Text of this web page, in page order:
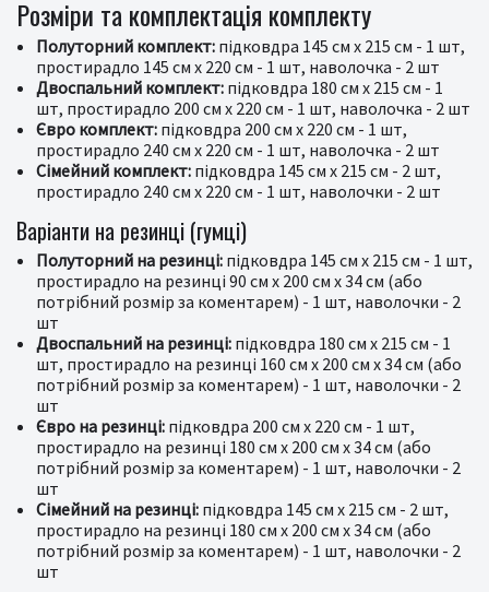
Розміри та комплектація комплекту
Полуторний комплект: підковдра 145 см х 215 см - 1 шт,
простирадло 145 см х 220 см - 1 шт, наволочка - 2 шт
Двоспальний комплект: підковдра 180 см х 215 см - 1
шт, простирадло 200 см х 220 см - 1 шт, наволочка - 2 шт
Євро комплект: підковдра 200 см х 220 см - 1 шт,
простирадло 240 см х 220 см - 1 шт, наволочка - 2 шт
Сімейний комплект: підковдра 145 см х 215 см - 2 шт,
простирадло 240 см х 220 см - 1 шт, наволочки - 2 шт
Варіанти на резинці (гумці)
Полуторний на резинці: підковдра 145 см х 215 см - 1 шт,
простирадло на резинці 90 см х 200 см х 34 см (або
потрібний розмір за коментарем) - 1 шт, наволочки - 2
шт
Двоспальний на резинці: підковдра 180 см х 215 см - 1
шт, простирадло на резинці 160 см х 200 см х 34 см (або
потрібний розмір за коментарем) - 1 шт, наволочки - 2
шт
Євро на резинці: підковдра 200 см х 220 см - 1 шт,
простирадло на резинці 180 см х 200 см х 34 см (або
потрібний розмір за коментарем) - 1 шт, наволочки - 2
шт
Сімейний на резинці: підковдра 145 см х 215 см - 2 шт,
простирадло на резинці 180 см х 200 см х 34 см (або
потрібний розмір за коментарем) - 1 шт, наволочки - 2
шт